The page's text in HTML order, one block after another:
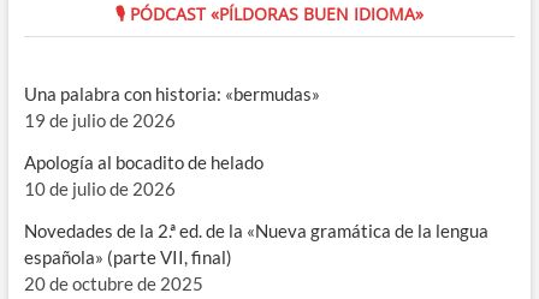
🎙 PÓDCAST «PÍLDORAS BUEN IDIOMA»
Una palabra con historia: «bermudas»
19 de julio de 2026
Apología al bocadito de helado
10 de julio de 2026
Novedades de la 2.ª ed. de la «Nueva gramática de la lengua
española» (parte VII, final)
20 de octubre de 2025